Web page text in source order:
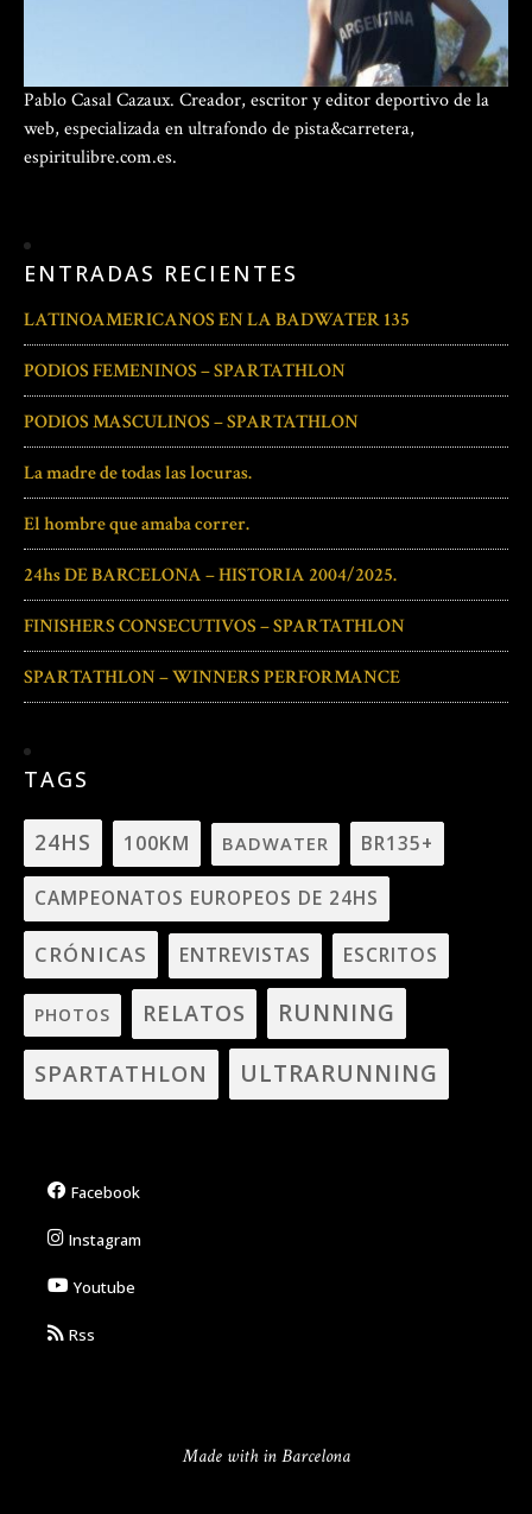
Pablo Casal Cazaux. Creador, escritor y editor deportivo de la
web, especializada en ultrafondo de pista&carretera,
espiritulibre.com.es.
ENTRADAS RECIENTES
LATINOAMERICANOS EN LA BADWATER 135
PODIOS FEMENINOS – SPARTATHLON
PODIOS MASCULINOS – SPARTATHLON
La madre de todas las locuras.
El hombre que amaba correr.
24hs DE BARCELONA – HISTORIA 2004/2025.
FINISHERS CONSECUTIVOS – SPARTATHLON
SPARTATHLON – WINNERS PERFORMANCE
TAGS
24HS 100KM BADWATER BR135+
CAMPEONATOS EUROPEOS DE 24HS
CRÓNICAS ENTREVISTAS ESCRITOS
PHOTOS RELATOS RUNNING
SPARTATHLON ULTRARUNNING
Facebook
Instagram
Youtube
Rss
Made with in Barcelona